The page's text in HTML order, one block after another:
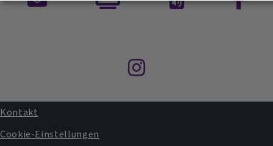
KontaktformularARD
Auf
Instagram
Fußbereichsmenü
Kontakt
Cookie-Einstellungen